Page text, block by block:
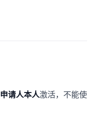
申请人本人激活，不能使